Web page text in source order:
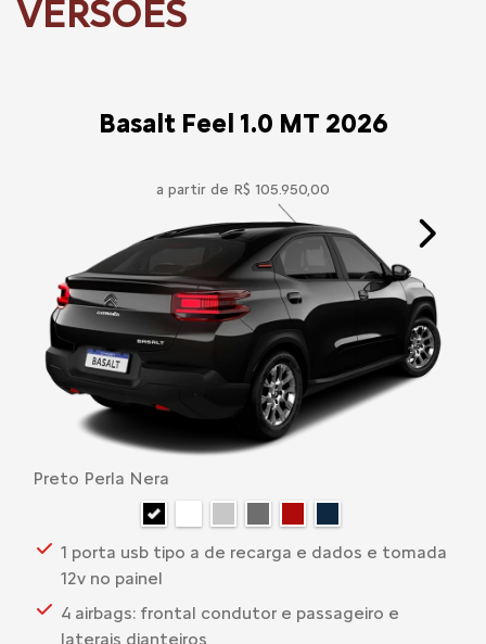
Basalt Feel 1.0 MT 2026
a partir de R$ 105.950,00
Preto Perla Nera
1 porta usb tipo a de recarga e dados e tomada
12v no painel
4 airbags: frontal condutor e passageiro e
laterais dianteiros
Next